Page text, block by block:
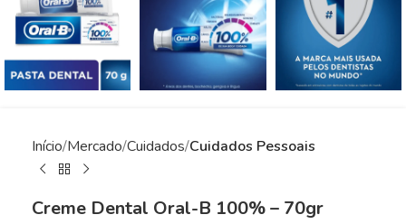
Início Mercado Cuidados Cuidados Pessoais
Creme Dental Oral-B 100% – 70gr